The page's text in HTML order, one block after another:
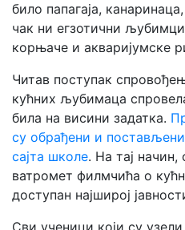
било папагаја,
чак ни егзотични
корњаче и акваријумске
Читав поступак
кућних љубимаца
била на висини задатка.
су обрађени и постављени
сајта школе. На тај начин,
ватромет филмчића о
доступан најширој
Сви ученици који су